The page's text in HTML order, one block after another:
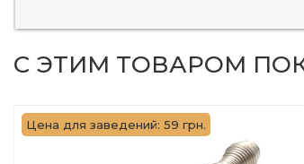
С ЭТИМ ТОВАРОМ
Цена для заведений: 59 грн.